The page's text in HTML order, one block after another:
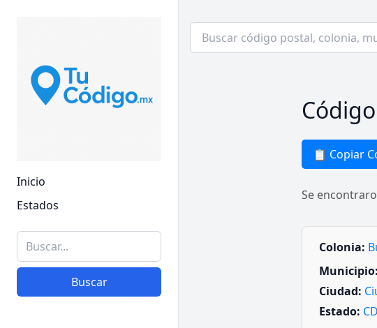
Inicio
Estados
Buscar
📋 Copiar
Se
Colonia:
Municipio:
Ciudad:
Estado: